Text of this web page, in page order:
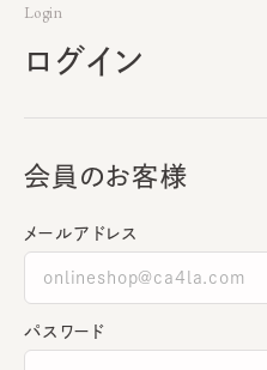
Login
ログイン
会員のお客様
メールアドレス
パスワード